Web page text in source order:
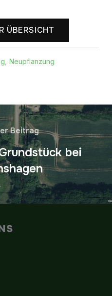
ÜBERSICHT
Neupflanzung
Beitrag
bei